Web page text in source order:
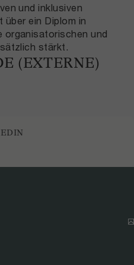
und inklusiven
ein Diplom in
organisatorischen und
stärkt.
(EXTERNE)